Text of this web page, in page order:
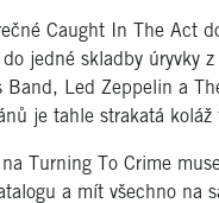
Caught In The Act
do jedné skladby úryvky
Band, Led Zeppelin a
je tahle strakatá
na Turning To Crime
a mít všechno na